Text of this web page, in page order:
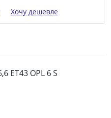
Хочу дешевле
ET43 OPL 6 S